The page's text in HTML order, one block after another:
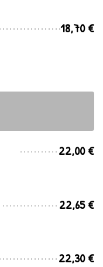
18,70 €
22,00 €
22,65 €
22,30 €